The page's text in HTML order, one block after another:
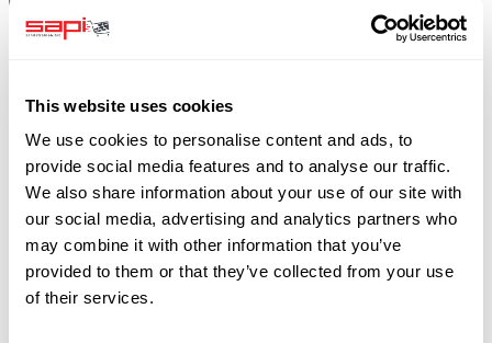
This website uses cookies
We use cookies to personalise content and ads, to
provide social media features and to analyse our traffic.
We also share information about your use of our site with
our social media, advertising and analytics partners who
may combine it with other information that you’ve
provided to them or that they’ve collected from your use
of their services.
Montážní klip pro držák hlavy pískovací přilby RED 1.
Skladem
SKU 3612.165
bez poštovného
plus 19% DPH